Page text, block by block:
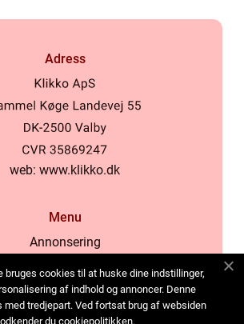
Adress
web: www.klikko.dk
Menu
Annonsering
Cookies
Kontakta oss
bruges cookies til at huske dine indstillinger,
af indhold og annoncer. Denne
med tredjepart. Ved fortsat brug af websiden
du cookiepolitikken.